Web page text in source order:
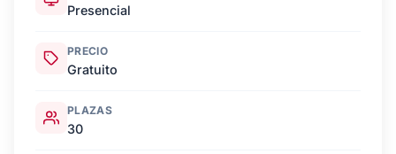
Presencial
PRECIO
Gratuito
PLAZAS
30